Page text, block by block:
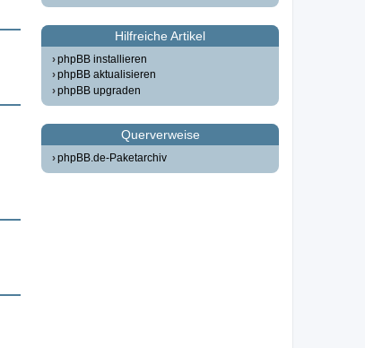
Hilfreiche Artikel
phpBB installieren
phpBB aktualisieren
phpBB upgraden
Querverweise
phpBB.de-Paketarchiv